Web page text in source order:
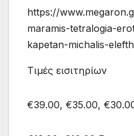
https://
maramis-tetralogia-
kapetan-michalis-
Τιμές εισιτηρίων
€39.00, €35.00,